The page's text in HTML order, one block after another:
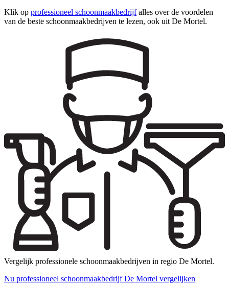
Klik op professioneel schoonmaakbedrijfalles over de voordelen
van de beste schoonmaakbedrijven te lezen, ook uit De Mortel.
Vergelijk professionele schoonmaakbedrijven in regio De Mortel.
Nu professioneel schoonmaakbedrijf De Mortel vergelijken